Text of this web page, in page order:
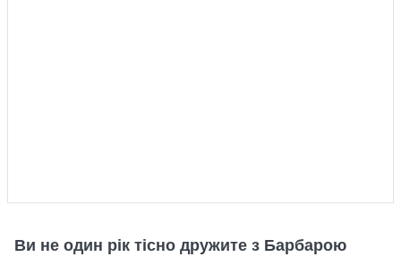
Ви не один рік тісно дружите з Барбарою